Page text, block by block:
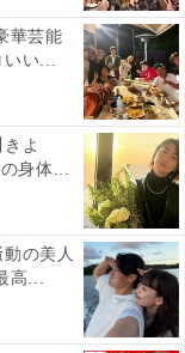
華芸能
いい...
よ
身体...
の美人
高...